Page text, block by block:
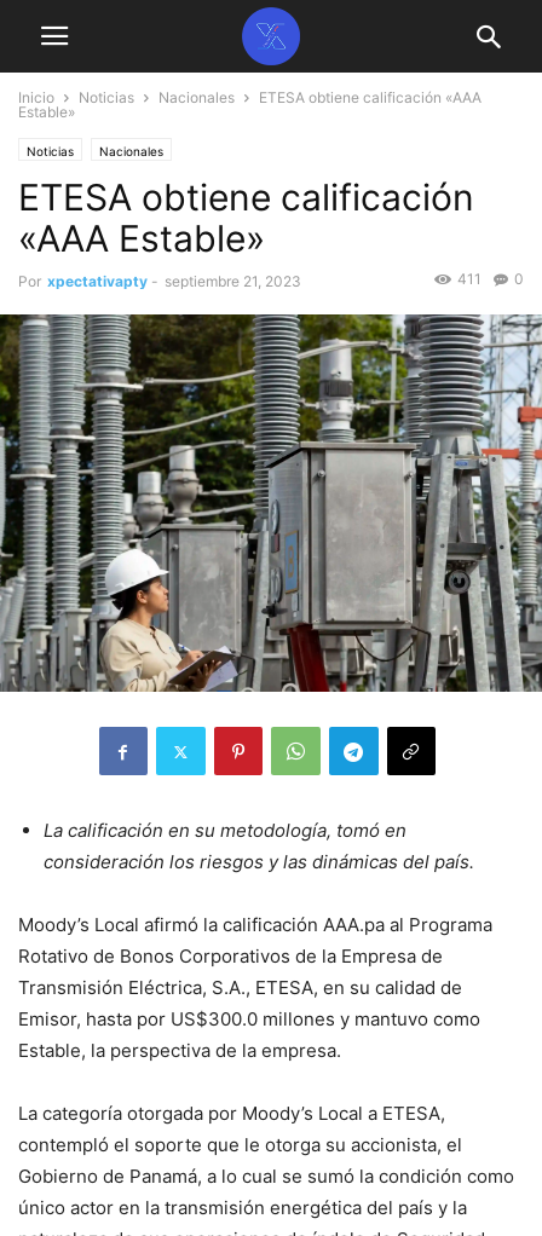
Inicio Noticias Nacionales
ETESA obtiene calificación «AAA
Estable»
Noticias Nacionales
ETESA obtiene calificación
«AAA Estable»
Por xpectativapty - septiembre 21, 2023 0
411
La calificación en su metodología, tomó en
consideración los riesgos y las dinámicas del país.
Moody’s Local afirmó la calificación AAA.pa al Programa
Rotativo de Bonos Corporativos de la Empresa de
Transmisión Eléctrica, S.A., ETESA, en su calidad de
Emisor, hasta por US$300.0 millones y mantuvo como
Estable, la perspectiva de la empresa.
La categoría otorgada por Moody’s Local a ETESA,
contempló el soporte que le otorga su accionista, el
Gobierno de Panamá, a lo cual se sumó la condición como
único actor en la transmisión energética del país y la